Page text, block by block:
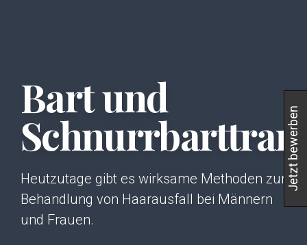
Bart und
Heutzutage gibt es wirksame Methoden zur
Behandlung von Haarausfall bei Männern
und Frauen.
Jetzt bewerben